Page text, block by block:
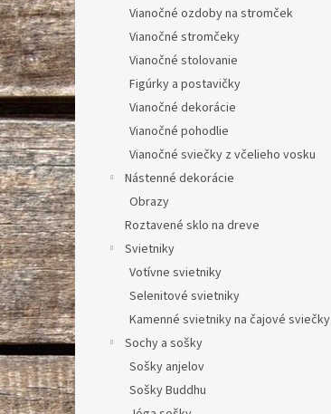
Vianočné ozdoby na stromček
Vianočné stromčeky
Vianočné stolovanie
Figúrky a postavičky
Vianočné dekorácie
Vianočné pohodlie
Vianočné sviečky z včelieho vosku
Nástenné dekorácie
Obrazy
Roztavené sklo na dreve
Svietniky
Votívne svietniky
Selenitové svietniky
Kamenné svietniky na čajové sviečky
Sochy a sošky
Sošky anjelov
Sošky Buddhu